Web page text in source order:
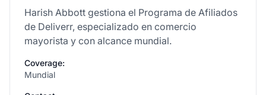
Harish Abbott gestiona el Programa de Afiliados
de Deliverr, especializado en comercio
mayorista y con alcance mundial.
Coverage:
Mundial